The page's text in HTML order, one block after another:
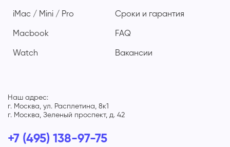
iMac / Mini / Pro
Macbook
Watch
Сроки и гарантия
FAQ
Вакансии
Наш адрес:
г. Москва, ул. Расплетина, 8к1
г. Москва, Зеленый проспект, д. 42
+7 (495) 138-97-75